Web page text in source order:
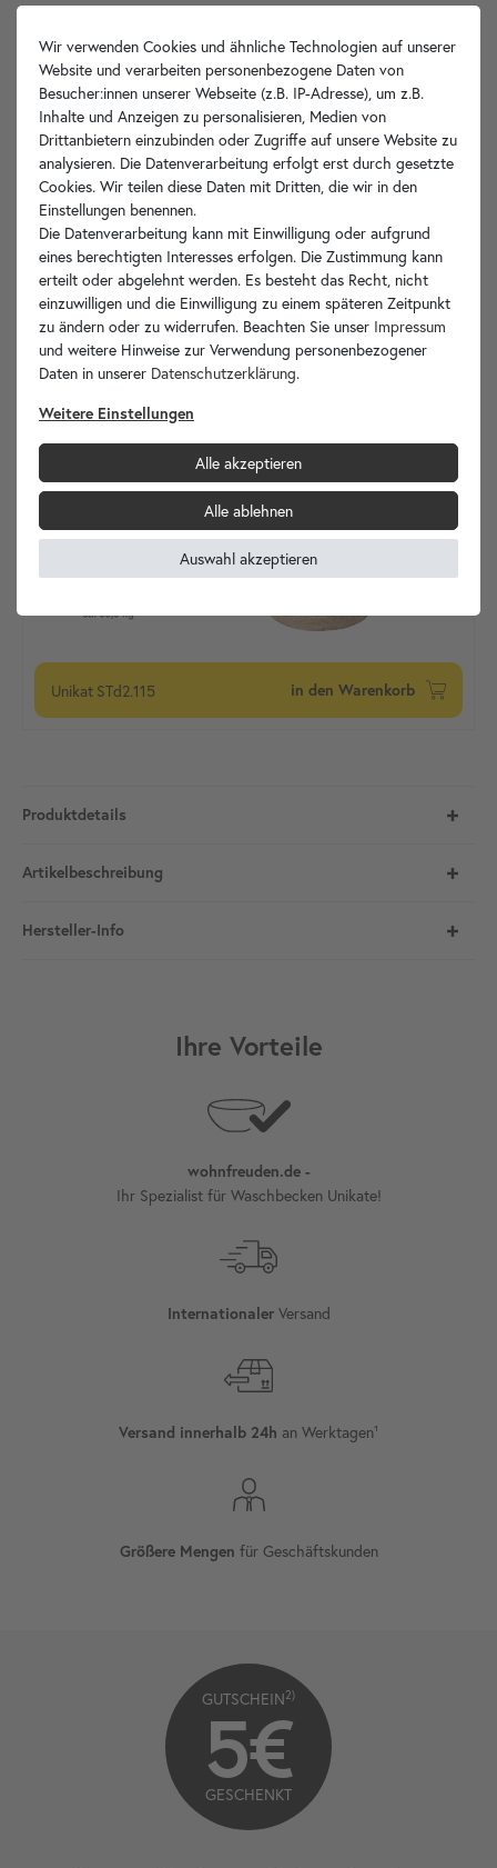
Unikat STd2.115 in den Warenkorb
Produktdetails
Artikelbeschreibung
Hersteller-Info
Ihre Vorteile
wohnfreuden.de -
Ihr Spezialist für Waschbecken Unikate!
InternationalerVersand
Versand innerhalb 24h an Werktagen¹
Größere Mengen für Geschäftskunden
GUTSCHEIN2)
5€
GESCHENKT
Wir verwenden Cookies und ähnliche Technologien auf unserer
Website und verarbeiten personenbezogene Daten von
Besucher:innen unserer Webseite (z.B. IP-Adresse), um z.B.
Inhalte und Anzeigen zu personalisieren, Medien von
Drittanbietern einzubinden oder Zugriffe auf unsere Website zu
analysieren. Die Datenverarbeitung erfolgt erst durch gesetzte
Cookies. Wir teilen diese Daten mit Dritten, die wir in den
Einstellungen benennen.
Die Datenverarbeitung kann mit Einwilligung oder aufgrund
eines berechtigten Interesses erfolgen. Die Zustimmung kann
erteilt oder abgelehnt werden. Es besteht das Recht, nicht
einzuwilligen und die Einwilligung zu einem späteren Zeitpunkt
zu ändern oder zu widerrufen. Beachten Sie unser Impressum
und weitere Hinweise zur Verwendung personenbezogener
Daten in unserer Daten­schutz­erklärung.
Weitere Einstellungen
Alle akzeptieren
Alle ablehnen
Auswahl akzeptieren